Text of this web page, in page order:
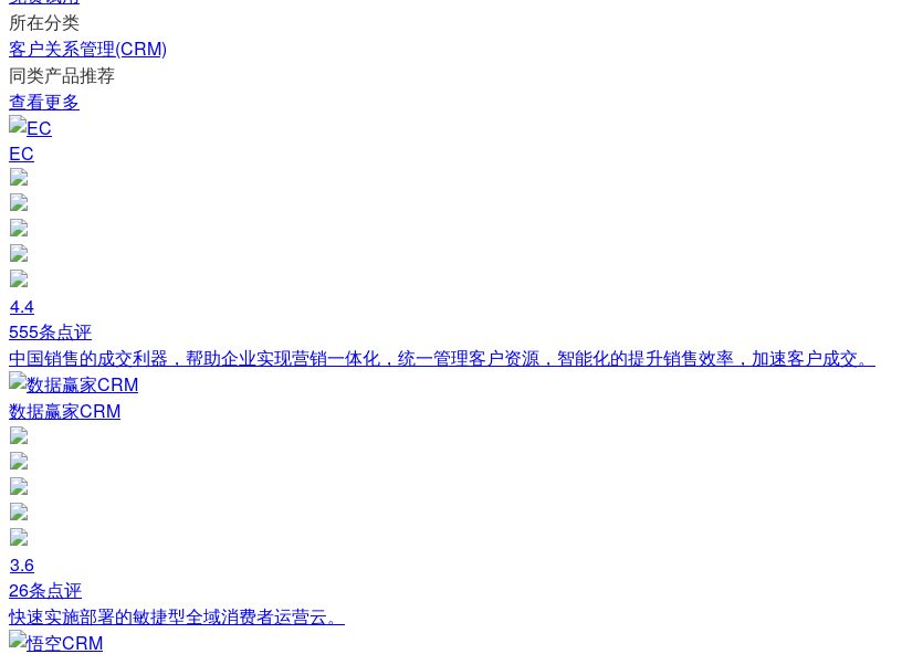
所在分类
客户关系管理(CRM)
同类产品推荐
查看更多
EC
4.4
555条点评
中国销售的成交利器，帮助企业实现营销一体化，统一管理客户资源，智能化的提升销售效率，加速客户成交。
数据赢家CRM
3.6
26条点评
快速实施部署的敏捷型全域消费者运营云。